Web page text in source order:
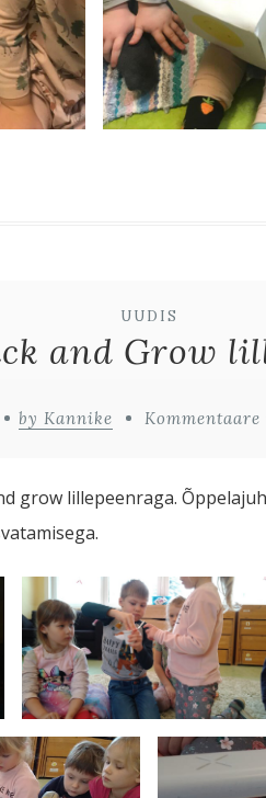
UUDIS
and Grow
by Kannike Kommentaare
grow lillepeenraga.